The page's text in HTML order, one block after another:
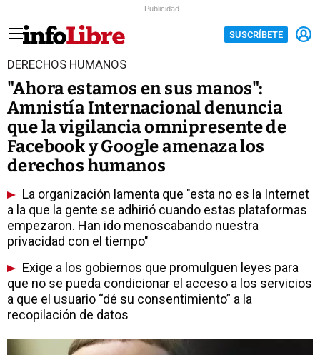
Publicidad
SUSCRÍBETE
DERECHOS HUMANOS
"Ahora estamos en sus manos":
Amnistía Internacional denuncia
que la vigilancia omnipresente de
Facebook y Google amenaza los
derechos humanos
La organización lamenta que "esta no es la Internet
a la que la gente se adhirió cuando estas plataformas
empezaron. Han ido menoscabando nuestra
privacidad con el tiempo"
Exige a los gobiernos que promulguen leyes para
que no se pueda condicionar el acceso a los servicios
a que el usuario “dé su consentimiento” a la
recopilación de datos